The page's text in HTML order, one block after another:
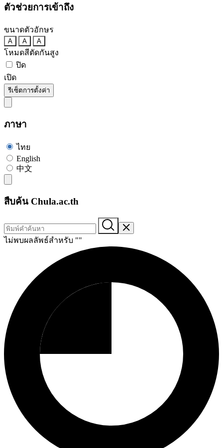
ตัวช่วยการเข้าถึง
ขนาดตัวอักษร
A A A
โหมดสีตัดกันสูง
ปิด
เปิด
รีเซ็ตการตั้งค่า
ภาษา
ไทย
English
中文
สืบค้น Chula.ac.th
ไม่พบผลลัพธ์สำหรับ ""